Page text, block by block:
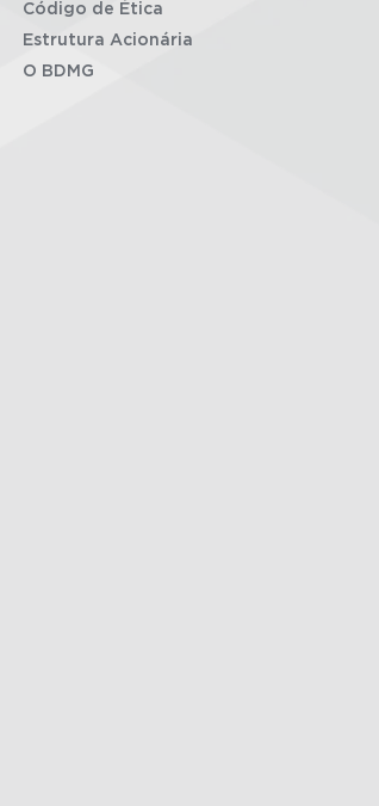
Código de Ética
Estrutura Acionária
O BDMG